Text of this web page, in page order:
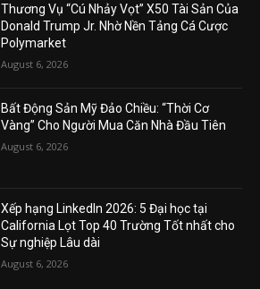
Thương Vụ “Cú Nhảy Vọt” X50 Tài Sản Của
Donald Trump Jr. Nhờ Nền Tảng Cá Cược
Polymarket
August 6, 2026
Bất Động Sản Mỹ Đảo Chiều: “Thời Cơ
Vàng” Cho Người Mua Căn Nhà Đầu Tiên
August 6, 2026
Xếp hạng LinkedIn 2026: 5 Đại học tại
California Lọt Top 40 Trường Tốt nhất cho
Sự nghiệp Lâu dài
August 6, 2026